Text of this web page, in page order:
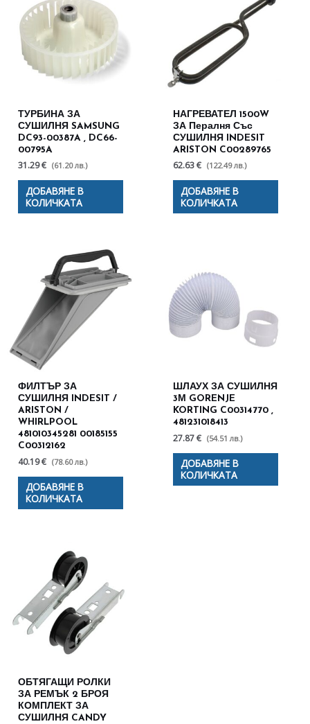
ТУРБИНА ЗА
СУШИЛНЯ SAMSUNG
DC93-00387A , DC66-
00795A
31.29 € (61.20 лв.)
ДОБАВЯНЕ В
КОЛИЧКАТА
НАГРЕВАТЕЛ 1500W
ЗА Пералня Със
СУШИЛНЯ INDESIT
ARISTON C00289765
62.63 € (122.49 лв.)
ДОБАВЯНЕ В
КОЛИЧКАТА
ФИЛТЪР ЗА
СУШИЛНЯ INDESIT /
ARISTON /
WHIRLPOOL
481010345281 00185155
C00312162
40.19 € (78.60 лв.)
ДОБАВЯНЕ В
КОЛИЧКАТА
ШЛАУХ ЗА СУШИЛНЯ
3М GORENJE
KORTING C00314770 ,
481231018413
27.87 € (54.51 лв.)
ДОБАВЯНЕ В
КОЛИЧКАТА
ОБТЯГАЩИ РОЛКИ
ЗА РЕМЪК 2 БРОЯ
КОМПЛЕКТ ЗА
СУШИЛНЯ CANDY